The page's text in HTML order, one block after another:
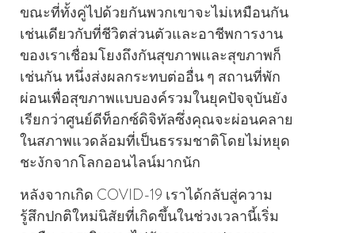
ขณะที่ทั้งคู่ไปด้วยกันพวกเขาจะไม่เหมือนกัน
เช่นเดียวกับที่ชีวิตส่วนตัวและอาชีพการงาน
ของเราเชื่อมโยงถึงกันสุขภาพและสุขภาพก็
เช่นกัน หนึ่งส่งผลกระทบต่ออื่น ๆ สถานที่พัก
ผ่อนเพื่อสุขภาพแบบองค์รวมในยุคปัจจุบันยัง
เรียกว่าศูนย์ดีท็อกซ์ดิจิทัลซึ่งคุณจะผ่อนคลาย
ในสภาพแวดล้อมที่เป็นธรรมชาติโดยไม่หยุด
ชะงักจากโลกออนไลน์มากนัก
หลังจากเกิด COVID-19 เราได้กลับสู่ความ
รู้สึกปกติใหม่นิสัยที่เกิดขึ้นในช่วงเวลานี้เริ่ม